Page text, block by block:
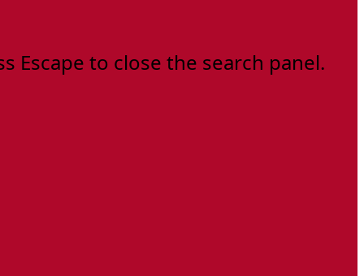
Escape to close the search panel.